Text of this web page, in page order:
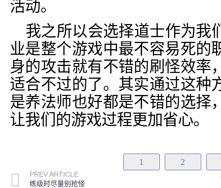
活动。
我之所以会选择道士作为我
业是整个游戏中最不容易死的
身的攻击就有不错的刷怪效率
适合不过的了。其实通过这种
是养法师也好都是不错的选择
让我们的游戏过程更加省心。
1 2
PREV ARTICLE
练级时尽量别抢怪